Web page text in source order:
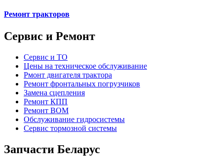
Ремонт тракторов
Сервис и Ремонт
Сервис и ТО
Цены на техническое обслуживание
Рмонт двигателя трактора
Ремонт фронтальных погрузчиков
Замена сцепления
Ремонт КПП
Ремонт ВОМ
Обслуживание гидросистемы
Сервис тормозной системы
Запчасти Беларус